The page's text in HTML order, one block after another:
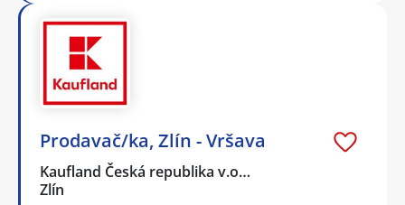
Prodavač/ka, Zlín - Vršava
Kaufland Česká republika v.o…
Zlín